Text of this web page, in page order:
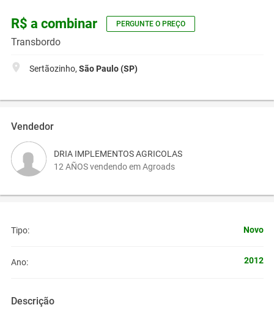
R$ a combinar PERGUNTE O PREÇO
Transbordo
Sertãozinho, São Paulo (SP)
Vendedor
DRIA IMPLEMENTOS AGRICOLAS
12 AÑOS vendendo em Agroads
Tipo: Novo
Ano: 2012
Descrição